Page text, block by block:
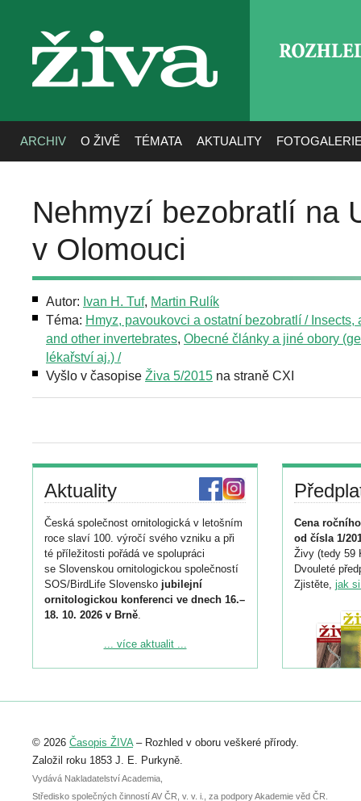
živa
ARCHIV O ŽIVĚ TÉMATA AKTUALITY
Nehmyzí bezobratlí na
v Olomouci
Autor: Ivan H. Tuf, Martin Rulík
Téma: Hmyz, pavoukovci a ostatní bezobratlí / Insects,
and other invertebrates, Obecné články a jiné obory
lékařství aj.) /
Vyšlo v časopise Živa 5/2015 na straně CXI
Aktuality
Česká společnost ornitologická v letošním
roce slaví 100. výročí svého vzniku a při
té příležitosti pořádá ve spolupráci
se Slovenskou ornitologickou společností
SOS/BirdLife Slovensko jubilejní
ornitologickou konferenci ve dnech 16.–
18. 10. 2026 v Brně.
Podrobnější informace ke konferenci
Registrovat se můžete do 6. září.
abstraktu přihlášené přednášky nebo
posteru je už 30. června.
... více aktualit ...
Cena
od čísla 1/
Živy (tedy 59
Dvouleté
Zjistěte, jak
© 2026 Časopis ŽIVA– Rozhled v oboru veškeré přírody.
Založil roku 1853 J. E. Purkyně.
Vydává Nakladatelství Academia,
Středisko společných činností AV ČR, v. v. i., za podpory Akademie věd ČR.